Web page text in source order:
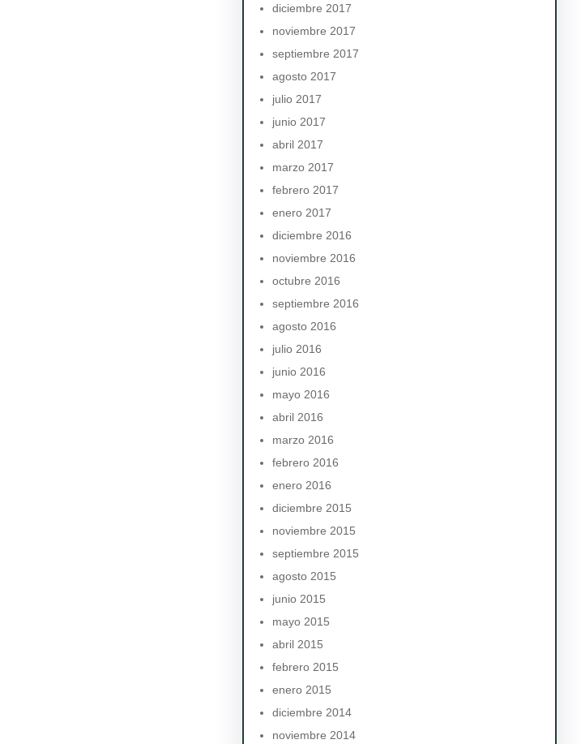
diciembre 2017
noviembre 2017
septiembre 2017
agosto 2017
julio 2017
junio 2017
abril 2017
marzo 2017
febrero 2017
enero 2017
diciembre 2016
noviembre 2016
octubre 2016
septiembre 2016
agosto 2016
julio 2016
junio 2016
mayo 2016
abril 2016
marzo 2016
febrero 2016
enero 2016
diciembre 2015
noviembre 2015
septiembre 2015
agosto 2015
junio 2015
mayo 2015
abril 2015
febrero 2015
enero 2015
diciembre 2014
noviembre 2014